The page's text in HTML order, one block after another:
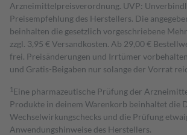
Arzneimittelpreisverordnung. UVP:
Preisempfehlung des Herstellers. Die
beinhalten die gesetzlich vorgeschriebene
zzgl. 3,95 € Versandkosten. Ab 29,00 €
frei. Preisänderungen und Irrtümer
und Gratis-Beigaben nur solange der Vorrat
1 Eine pharmazeutische Prüfung der
Produkte in deinem Warenkorb beinhaltet die
Wechselwirkungschecks und die Prüfung
Anwendungshinweise des Herstellers.